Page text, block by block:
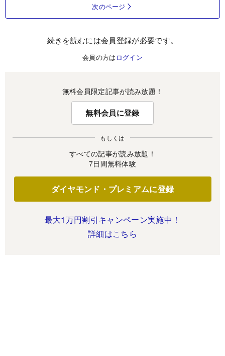
次のページ
続きを読むには会員登録が必要です。
会員の方は ログイン
無料会員限定記事が読み放題！
無料会員に登録
もしくは
すべての記事が読み放題！
7日間無料体験
ダイヤモンド・プレミアムに登録
最大1万円割引キャンペーン実施中！
詳細はこちら